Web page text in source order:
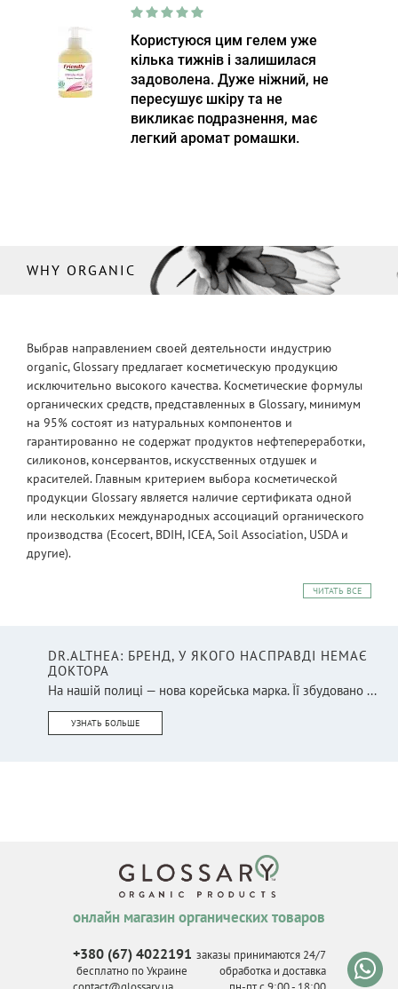
Користуюся цим гелем уже
кілька тижнів і залишилася
задоволена. Дуже ніжний, не
пересушує шкіру та не
викликає подразнення, має
легкий аромат ромашки.
WHY ORGANIC
Выбрав направлением своей деятельности индустрию
organic, Glossary предлагает косметическую продукцию
исключительно высокого качества. Косметические формулы
органических средств, представленных в Glossary, минимум
на 95% состоят из натуральных компонентов и
гарантированно не содержат продуктов нефтепереработки,
силиконов, консервантов, искусственных отдушек и
красителей. Главным критерием выбора косметической
продукции Glossary является наличие сертификата одной
или нескольких международных ассоциаций органического
производства (Ecocert, BDIH, ICEA, Soil Association, USDA и
другие).
ЧИТАТЬ ВСЕ
DR.ALTHEA: БРЕНД, У ЯКОГО НАСПРАВДІ НЕМАЄ
ДОКТОРА
На нашій полиці — нова корейська марка. Її збудовано ...
УЗНАТЬ БОЛЬШЕ
онлайн магазин органических товаров
+380 (67) 4022191
бесплатно по Украине
заказы принимаются 24/7
обработка и доставка